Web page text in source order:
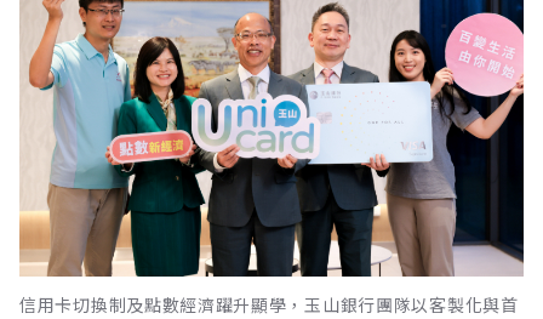
信用卡切換制及點數經濟躍升顯學，玉山銀行團隊以客製化與首